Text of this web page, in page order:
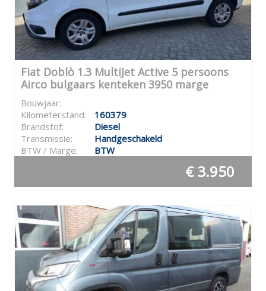
Fiat Doblò 1.3 MultiJet Active 5 persoons
Airco bulgaars kenteken 3950 marge
Bouwjaar:
Kilometerstand:
160379
Brandstof:
Diesel
Transmissie:
Handgeschakeld
BTW / Marge:
BTW
€ 3.950